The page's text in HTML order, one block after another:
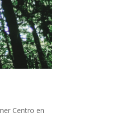
Centro en